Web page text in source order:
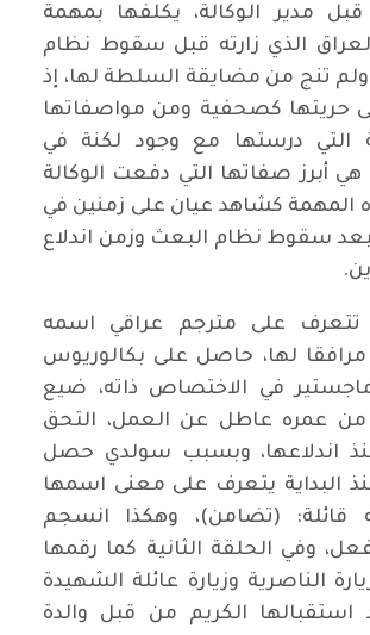
مدير الوكالة، يكلفها بمهمة
الذي زارته قبل سقوط نظام
تنج من مضايقة السلطة لها، إذ
حريتها كصحفية ومن مواصفاتها
التي درستها مع وجود لكنة في
أبرز صفاتها التي دفعت الوكالة
المهمة كشاهد عيان على زمنين في
سقوط نظام البعث وزمن اندلاع
تتعرف على مترجم عراقي اسمه
مرافقا لها، حاصل على بكالوريوس
في الاختصاص ذاته، ضيع
من عمره عاطل عن العمل، التحق
اندلاعها، وبسبب سولدي حصل
البداية يتعرف على معنى اسمها
(تضامن)، وهكذا انسجم
وفي الحلقة الثانية كما رقمها
الناصرية وزيارة عائلة الشهيدة
استقبالها الكريم من قبل والدة